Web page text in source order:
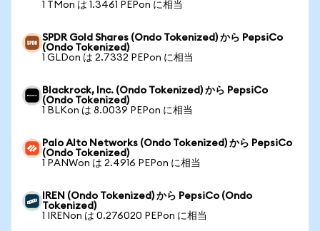
1 TMon は 1.3461 PEPon に相当
SPDR Gold Shares (Ondo Tokenized) から PepsiCo
(Ondo Tokenized)
1 GLDon は 2.7332 PEPon に相当
Blackrock, Inc. (Ondo Tokenized) から PepsiCo
(Ondo Tokenized)
1 BLKon は 8.0039 PEPon に相当
Palo Alto Networks (Ondo Tokenized) から PepsiCo
(Ondo Tokenized)
1 PANWon は 2.4916 PEPon に相当
IREN (Ondo Tokenized) から PepsiCo (Ondo
Tokenized)
1 IRENon は 0.276020 PEPon に相当